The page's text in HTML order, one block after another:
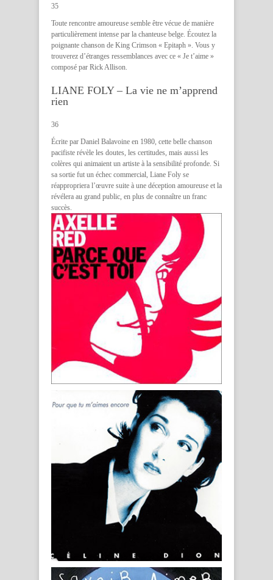
35
Toute rencontre amoureuse semble être vécue de manière
particulièrement intense par la chanteuse belge. Écoutez la
poignante chanson de King Crimson « Epitaph ». Vous y
trouverez d’étranges ressemblances avec ce « Je t’aime »
composé par Rick Allison.
LIANE FOLY – La vie ne m’apprend
rien
36
Écrite par Daniel Balavoine en 1980, cette belle chanson
pacifiste révèle les doutes, les certitudes, mais aussi les
colères qui animaient un artiste à la sensibilité profonde. Si
sa sortie fut un échec commercial, Liane Foly se
réappropriera l’œuvre suite à une déception amoureuse et la
révélera au grand public, en plus de connaître un franc
succès.